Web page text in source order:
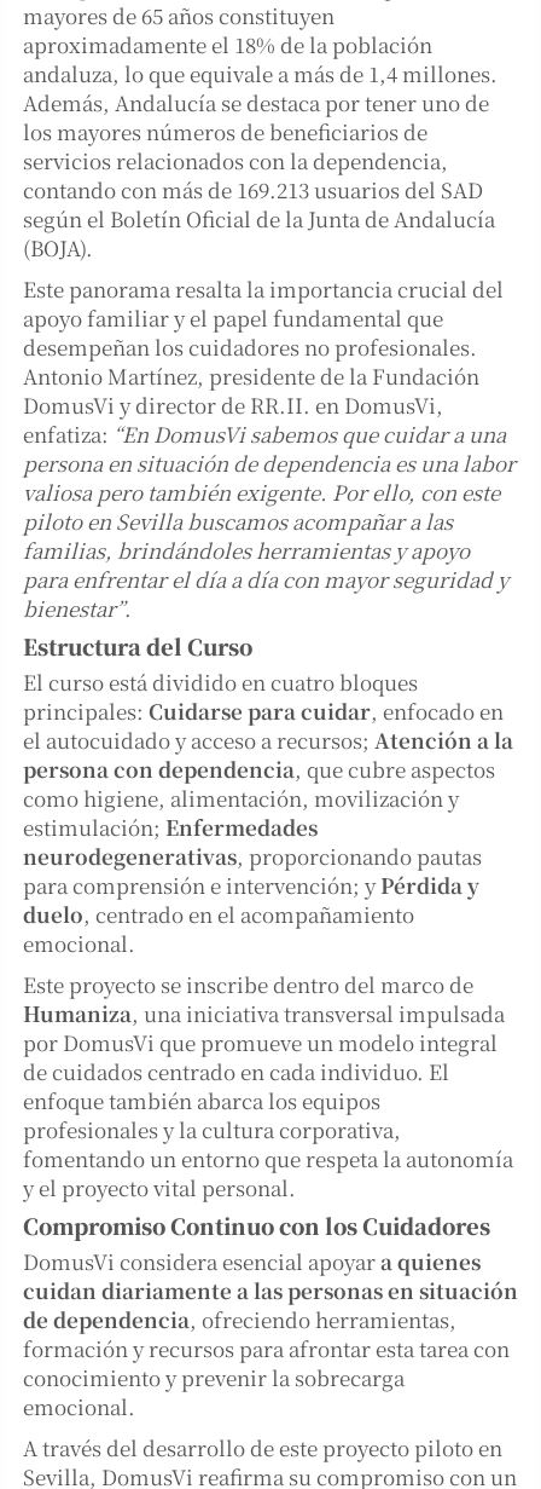
mayores de 65 años constituyen
aproximadamente el 18% de la población
andaluza, lo que equivale a más de 1,4 millones.
Además, Andalucía se destaca por tener uno de
los mayores números de beneficiarios de
servicios relacionados con la dependencia,
contando con más de 169.213 usuarios del SAD
según el Boletín Oficial de la Junta de Andalucía
(BOJA).
Este panorama resalta la importancia crucial del
apoyo familiar y el papel fundamental que
desempeñan los cuidadores no profesionales.
Antonio Martínez, presidente de la Fundación
DomusVi y director de RR.II. en DomusVi,
enfatiza: “En DomusVi sabemos que cuidar a una
persona en situación de dependencia es una labor
valiosa pero también exigente. Por ello, con este
piloto en Sevilla buscamos acompañar a las
familias, brindándoles herramientas y apoyo
para enfrentar el día a día con mayor seguridad y
bienestar”.
Estructura del Curso
El curso está dividido en cuatro bloques
principales: Cuidarse para cuidar, enfocado en
el autocuidado y acceso a recursos; Atención a la
persona con dependencia, que cubre aspectos
como higiene, alimentación, movilización y
estimulación; Enfermedades
neurodegenerativas, proporcionando pautas
para comprensión e intervención; yPérdida y
duelo, centrado en el acompañamiento
emocional.
Este proyecto se inscribe dentro del marco de
Humaniza, una iniciativa transversal impulsada
por DomusVi que promueve un modelo integral
de cuidados centrado en cada individuo. El
enfoque también abarca los equipos
profesionales y la cultura corporativa,
fomentando un entorno que respeta la autonomía
y el proyecto vital personal.
Compromiso Continuo con los Cuidadores
DomusVi considera esencial apoyara quienes
cuidan diariamente a las personas en situación
de dependencia, ofreciendo herramientas,
formación y recursos para afrontar esta tarea con
conocimiento y prevenir la sobrecarga
emocional.
A través del desarrollo de este proyecto piloto en
Sevilla, DomusVi reafirma su compromiso con un